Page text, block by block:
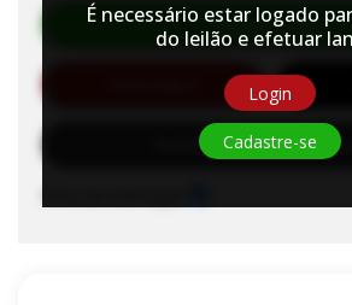
Efetuar Lance
Habilite-se para efetuar
É necessário estar logado
do leilão e efetuar
Login
Cadastre-se